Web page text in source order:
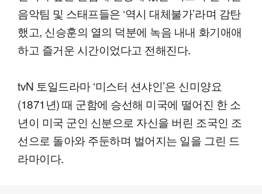
음악팀 및 스태프들은 ‘역시 대체불가’라며 감탄
했고, 신승훈의 열의 덕분에 녹음 내내 화기애애
하고 즐거운 시간이었다고 전해진다.
tvN 토일드라마 ‘미스터 션샤인’은 신미양요
(1871년) 때 군함에 승선해 미국에 떨어진 한 소
년이 미국 군인 신분으로 자신을 버린 조국인 조
선으로 돌아와 주둔하며 벌어지는 일을 그린 드
라마이다.